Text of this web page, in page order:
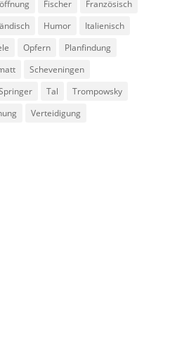
Fischer
Französisch
Humor
Italienisch
Opfern
Planfindung
Scheveningen
Tal
Trompowsky
Verteidigung